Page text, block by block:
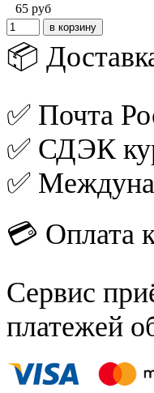
65 руб
📦
✅ Почта
✅ СДЭК
✅
💳 Оплата
Сервис
платежей